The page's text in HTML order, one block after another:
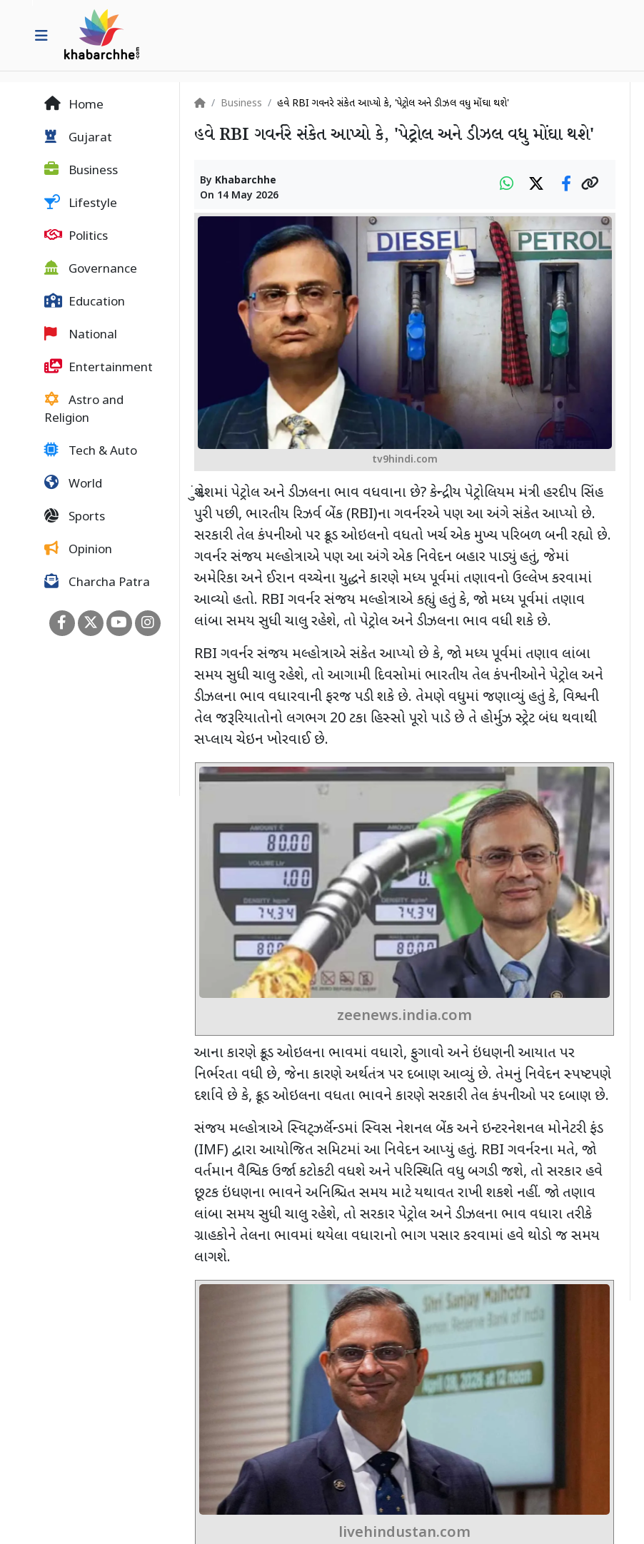
Home
Gujarat
Business
Lifestyle
Politics
Governance
Education
National
Entertainment
Astro and
Religion
Tech & Auto
World
Sports
Opinion
Charcha Patra
Business હવે RBI ગવર્નરે સંકેત આપ્યો કે, 'પેટ્રોલ અને ડીઝલ વધુ મોંઘા થશે'
હવે RBI ગવર્નરે સંકેત આપ્યો કે, 'પેટ્રોલ અને ડીઝલ વધુ મોંઘા થશે'
By Khabarchhe
On 14 May 2026
tv9hindi.com
શું દેશમાં પેટ્રોલ અને ડીઝલના ભાવ વધવાના છે?કેન્દ્રીય પેટ્રોલિયમ મંત્રી હરદીપ સિંહ
પુરી પછી, ભારતીય રિઝર્વ બેંક (RBI)ના ગવર્નરએ પણ આ અંગે સંકેત આપ્યો છે.
સરકારી તેલ કંપનીઓ પર ક્રૂડ ઓઇલનો વધતો ખર્ચ એક મુખ્ય પરિબળ બની રહ્યો છે.
ગવર્નર સંજય મલ્હોત્રાએ પણ આ અંગે એક નિવેદન બહાર પાડ્યું હતું, જેમાં
અમેરિકા અને ઈરાન વચ્ચેના યુદ્ધને કારણે મધ્ય પૂર્વમાં તણાવનો ઉલ્લેખ કરવામાં
આવ્યો હતો. RBI ગવર્નર સંજય મલ્હોત્રાએ કહ્યું હતું કે, જો મધ્ય પૂર્વમાં તણાવ
લાંબા સમય સુધી ચાલુ રહેશે, તો પેટ્રોલ અને ડીઝલના ભાવ વધી શકે છે.
RBI ગવર્નર સંજય મલ્હોત્રાએ સંકેત આપ્યો છે કે, જો મધ્ય પૂર્વમાં તણાવ લાંબા
સમય સુધી ચાલુ રહેશે, તો આગામી દિવસોમાં ભારતીય તેલ કંપનીઓને પેટ્રોલ અને
ડીઝલના ભાવ વધારવાની ફરજ પડી શકે છે. તેમણે વધુમાં જણાવ્યું હતું કે, વિશ્વની
તેલ જરૂરિયાતોનો લગભગ 20 ટકા હિસ્સો પૂરો પાડે છે તે હોર્મુઝ સ્ટ્રેટ બંધ થવાથી
સપ્લાય ચેઇન ખોરવાઈ છે.
zeenews.india.com
આના કારણે ક્રૂડ ઓઇલના ભાવમાં વધારો, ફુગાવો અને ઇંધણની આયાત પર
નિર્ભરતા વધી છે, જેના કારણે અર્થતંત્ર પર દબાણ આવ્યું છે. તેમનું નિવેદન સ્પષ્ટપણે
દર્શાવે છે કે, ક્રૂડ ઓઇલના વધતા ભાવને કારણે સરકારી તેલ કંપનીઓ પર દબાણ છે.
સંજય મલ્હોત્રાએ સ્વિટ્ઝર્લૅન્ડમાં સ્વિસ નેશનલ બેંક અને ઇન્ટરનેશનલ મોનેટરી ફંડ
(IMF) દ્વારા આયોજિત સમિટમાં આ નિવેદન આપ્યું હતું. RBI ગવર્નરના મતે, જો
વર્તમાન વૈશ્વિક ઉર્જા કટોકટી વધશે અને પરિસ્થિતિ વધુ બગડી જશે, તો સરકાર હવે
છૂટક ઇંધણના ભાવને અનિશ્ચિત સમય માટે યથાવત રાખી શકશે નહીં. જો તણાવ
લાંબા સમય સુધી ચાલુ રહેશે, તો સરકાર પેટ્રોલ અને ડીઝલના ભાવ વધારા તરીકે
ગ્રાહકોને તેલના ભાવમાં થયેલા વધારાનો ભાગ પસાર કરવામાં હવે થોડો જ સમય
લાગશે.
livehindustan.com